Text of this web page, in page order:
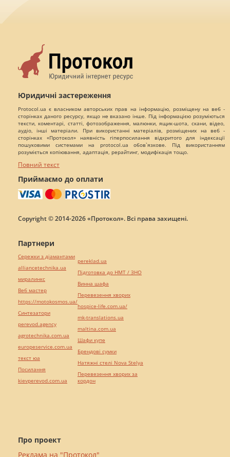
Юридичні застереження
Protocol.ua є власником авторських прав на інформацію, розміщену на веб -
сторінках даного ресурсу, якщо не вказано інше. Під інформацією розуміються
тексти, коментарі, статті, фотозображення, малюнки, ящик-шота, скани, відео,
аудіо, інші матеріали. При використанні матеріалів, розміщених на веб -
сторінках «Протокол» наявність гіперпосилання відкритого для індексації
пошуковими системами на protocol.ua обов`язкове. Під використанням
розуміється копіювання, адаптація, рерайтинг, модифікація тощо.
Повний текст
Приймаємо до оплати
Copyright © 2014-2026 «Протокол». Всі права захищені.
Про проект
Реклама на "Протокол"
Партнери
Сережки з діамантами
alliancetechnika.ua
миралинкс
Веб мастер
https://motokosmos.ua/
Синтезатори
perevod.agency
agrotechnika.com.ua
europeservice.com.ua
текст юа
Посилання
kievperevod.com.ua
pereklad.ua
Підготовка до НМТ / ЗНО
Винна шафа
Перевезення хворих
hospice-life.com.ua/
mk-translations.ua
maltina.com.ua
Шафи купе
Брендові сумки
Натяжні стелі Nova Stelya
Перевезення хворих за
кордон